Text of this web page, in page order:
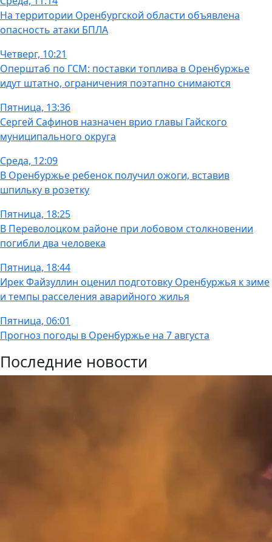
На территории Оренбургской области объявлена
опасность атаки БПЛА
Четверг, 10:21
Оперштаб по ГСМ: поставки топлива в Оренбуржье
идут штатно, ограничения поэтапно снимаются
Пятница, 13:36
Сергей Сафинов назначен врио главы Гайского
муниципального округа
Среда, 12:09
В Оренбуржье ребенок получил ожоги, вставив
шпильку в розетку
Пятница, 18:25
В Переволоцком районе при лобовом столкновении
погибли два человека
Пятница, 18:44
Ирек Файзуллин оценил подготовку Оренбуржья к зиме
и темпы расселения аварийного жилья
Пятница, 06:01
Прогноз погоды в Оренбуржье на 7 августа
Последние новости